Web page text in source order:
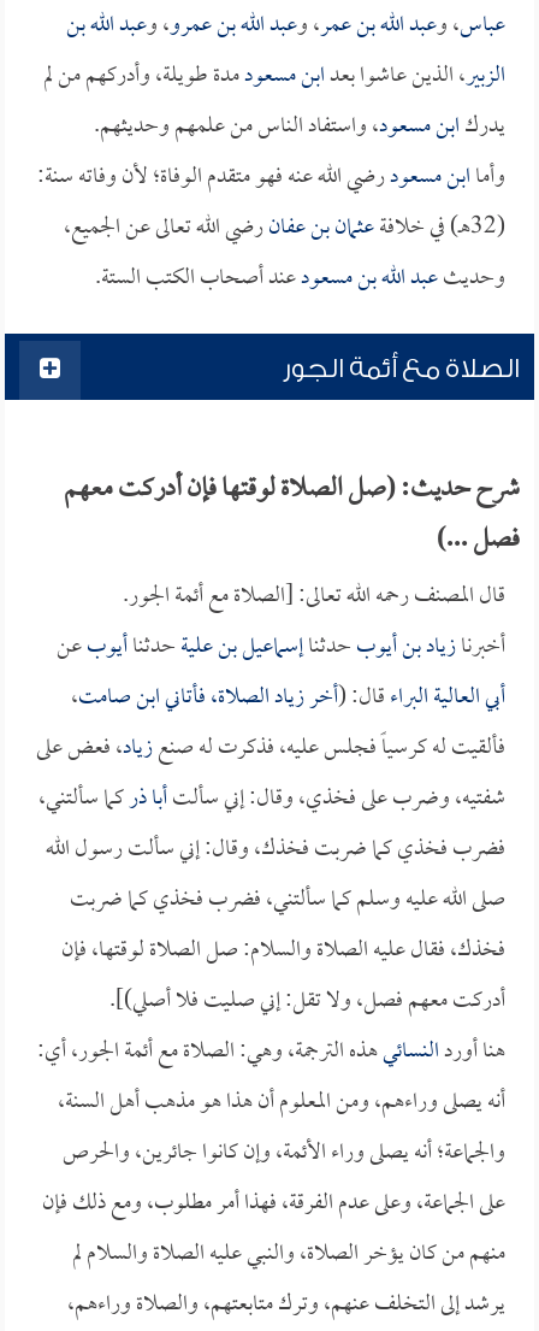
عباس، وعبد الله بن عمر، وعبد الله بن عمرو، وعبد الله بن
الزبير، الذين عاشوا بعدابن مسعودمدة طويلة، وأدركهم من لم
يدركابن مسعود، واستفاد الناس من علمهم وحديثهم.
وأماابن مسعودرضي الله عنه فهو متقدم الوفاة؛ لأن وفاته سنة:
(32هـ) في خلافة
عثمان بن عفانرضي الله تعالى عن الجميع،
وحديثعبد الله بن مسعودعند أصحاب الكتب الستة.
الصلاة مع أئمة الجور
شرح حديث: (صل الصلاة لوقتها فإن أدركت معهم
فصل ...)
قال المصنف رحمه الله تعالى: [الصلاة مع أئمة الجور.
أخبرنازياد بن أيوبحدثناإسماعيل بن عليةحدثناأيوبعن
أبي العالية البراءقال: (أخرزيادالصلاة، فأتانيابن صامت،
فألقيت له كرسياً فجلس عليه، فذكرت له صنعزياد، فعض على
شفتيه، وضرب على فخذي، وقال: إني سألتأبا ذركما سألتني،
فضرب فخذي كما ضربت فخذك، وقال: إني سألت رسول الله
صلى الله عليه وسلم كما سألتني، فضرب فخذي كما ضربت
فخذك، فقال عليه الصلاة والسلام: صل الصلاة لوقتها، فإن
أدركت معهم فصل، ولا تقل: إني صليت فلا أصلي)].
هنا أوردالنسائيهذه الترجمة، وهي: الصلاة مع أئمة الجور، أي:
أنه يصلى وراءهم، ومن المعلوم أن هذا هو مذهب أهل السنة،
والجماعة؛ أنه يصلى وراء الأئمة، وإن كانوا جائرين، والحرص
على الجماعة، وعلى عدم الفرقة، فهذا أمر مطلوب، ومع ذلك فإن
منهم من كان يؤخر الصلاة، والنبي عليه الصلاة والسلام لم
يرشد إلى التخلف عنهم، وترك متابعتهم، والصلاة وراءهم،